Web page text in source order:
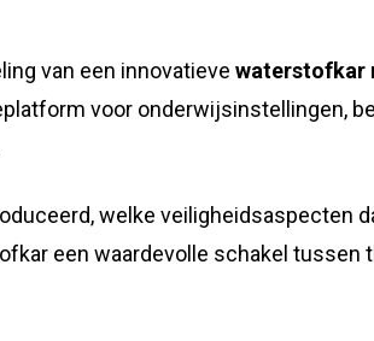
van een innovatieve waterstofkar
voor onderwijsinstellingen,
welke veiligheidsaspecten
een waardevolle schakel tussen